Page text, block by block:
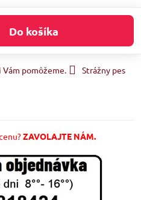
Do košíka
Vám pomôžeme.
Strážny pes
ZAVOLAJTE NÁM.